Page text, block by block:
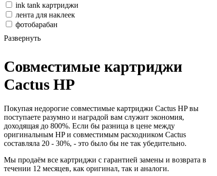
ink tank картриджи
лента для наклеек
фотобарабан
Развернуть
Совместимые картриджи
Cactus HP
Покупая недорогие совместимые картриджи Cactus HP вы
поступаете разумно и наградой вам служит экономия,
доходящая до 800%. Если бы разница в цене между
оригинальным HP и совместимым расходником Cactus
составляла 20 - 30%, - это было бы не так убедительно.
Мы продаём все картриджи с гарантией замены и возврата в
течении 12 месяцев, как оригинал, так и аналоги.